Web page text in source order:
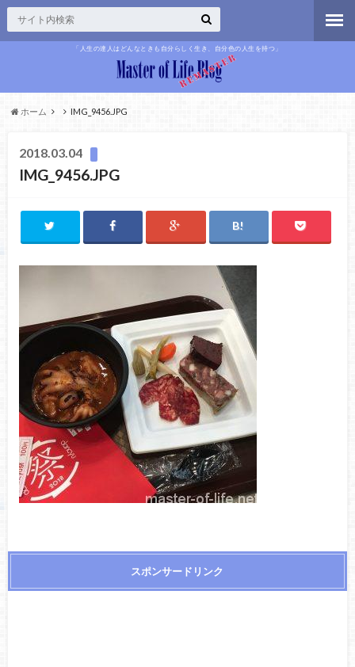
「人生の達人はどんなときも自分らしく生き、自分色の人生を持つ」
ホーム IMG_9456.JPG
2018.03.04
IMG_9456.JPG
スポンサードリンク